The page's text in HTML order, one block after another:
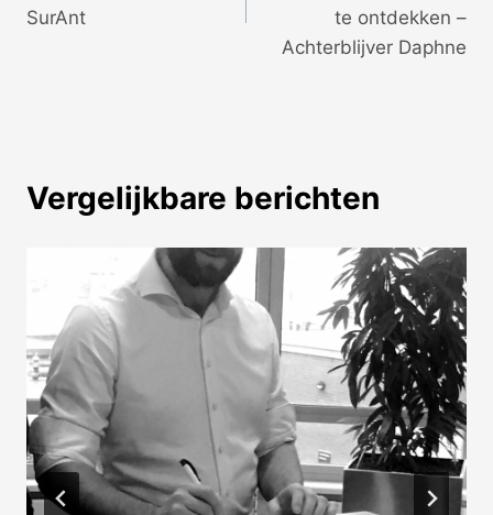
SurAnt
te ontdekken –
Achterblijver Daphne
Vergelijkbare berichten